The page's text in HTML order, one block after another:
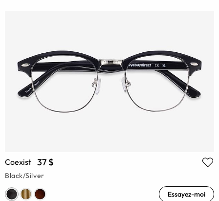
Coexist 37 $
Black/Silver
Essayez-moi